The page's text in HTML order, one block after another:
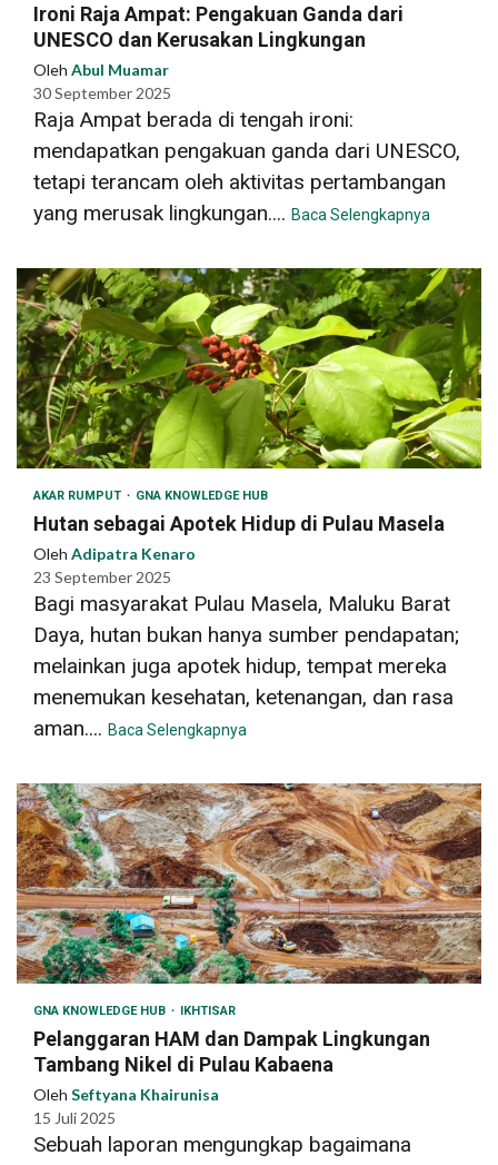
Ironi Raja Ampat: Pengakuan Ganda dari
UNESCO dan Kerusakan Lingkungan
Oleh Abul Muamar
30 September 2025
Raja Ampat berada di tengah ironi:
mendapatkan pengakuan ganda dari UNESCO,
tetapi terancam oleh aktivitas pertambangan
yang merusak lingkungan.... Baca Selengkapnya
AKAR RUMPUT GNA KNOWLEDGE HUB
Hutan sebagai Apotek Hidup di Pulau Masela
Oleh Adipatra Kenaro
23 September 2025
Bagi masyarakat Pulau Masela, Maluku Barat
Daya, hutan bukan hanya sumber pendapatan;
melainkan juga apotek hidup, tempat mereka
menemukan kesehatan, ketenangan, dan rasa
aman.... Baca Selengkapnya
GNA KNOWLEDGE HUB IKHTISAR
Pelanggaran HAM dan Dampak Lingkungan
Tambang Nikel di Pulau Kabaena
Oleh Seftyana Khairunisa
15 Juli 2025
Sebuah laporan mengungkap bagaimana